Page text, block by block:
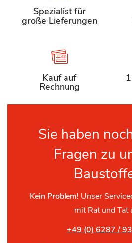
Spezialist für
große Lieferungen
Kauf auf
Rechnung
Sie haben
Fragen zu
Kein Problem! Unser
mit Rat und Tat
+49 (0) 6287 /